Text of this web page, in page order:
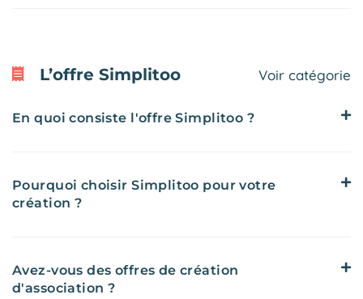
L’offre Simplitoo Voir catégorie
En quoi consiste l'offre Simplitoo ?
Pourquoi choisir Simplitoo pour votre
création ?
Avez-vous des offres de création
d'association ?